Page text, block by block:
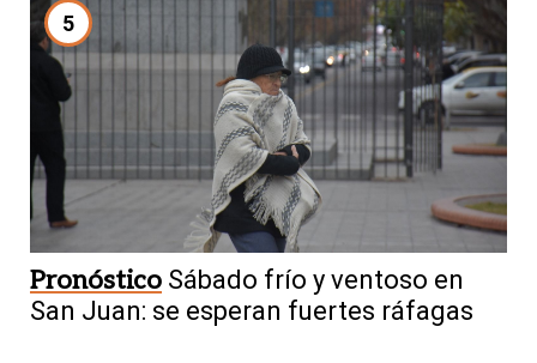
5
Pronóstico Sábado frío y ventoso en
San Juan: se esperan fuertes ráfagas